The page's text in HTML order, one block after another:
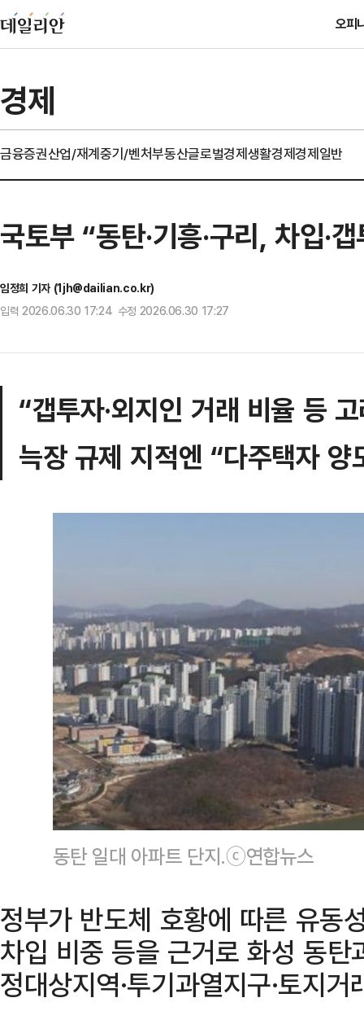
오피
경제
금융증권산업/재계중기/벤처부동산글로벌경제생활경제경제일반
국토부 “동탄·기흥·구리, 차입
임정희 기자 (1jh@dailian.co.kr)
입력 2026.06.30 17:24 수정 2026.06.30 17:27
“갭투자·외지인 거래 비율 등
늑장 규제 지적엔 “다주택자
동탄 일대 아파트 단지.ⓒ연합뉴스
정부가 반도체 호황에 따른 유
차입 비중 등을 근거로 화성 동
정대상지역·투기과열지구·토지